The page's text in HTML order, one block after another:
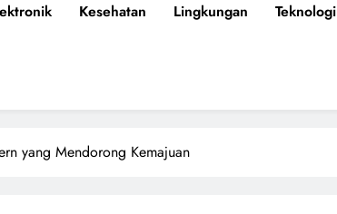
Kesehatan Lingkungan Teknologi
yang Mendorong Kemajuan